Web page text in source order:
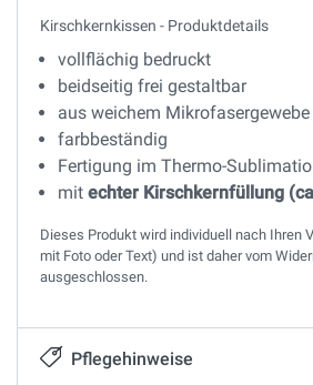
Kirschkernkissen - Produktdetails
vollflächig bedruckt
beidseitig frei gestaltbar
aus weichem
farbbeständig
Fertigung im Thermo-
mit echter Kirschkernfüllung
Dieses Produkt wird individuell nach Ihren
mit Foto oder Text) und ist daher vom
ausgeschlossen.
Pflegehinweise